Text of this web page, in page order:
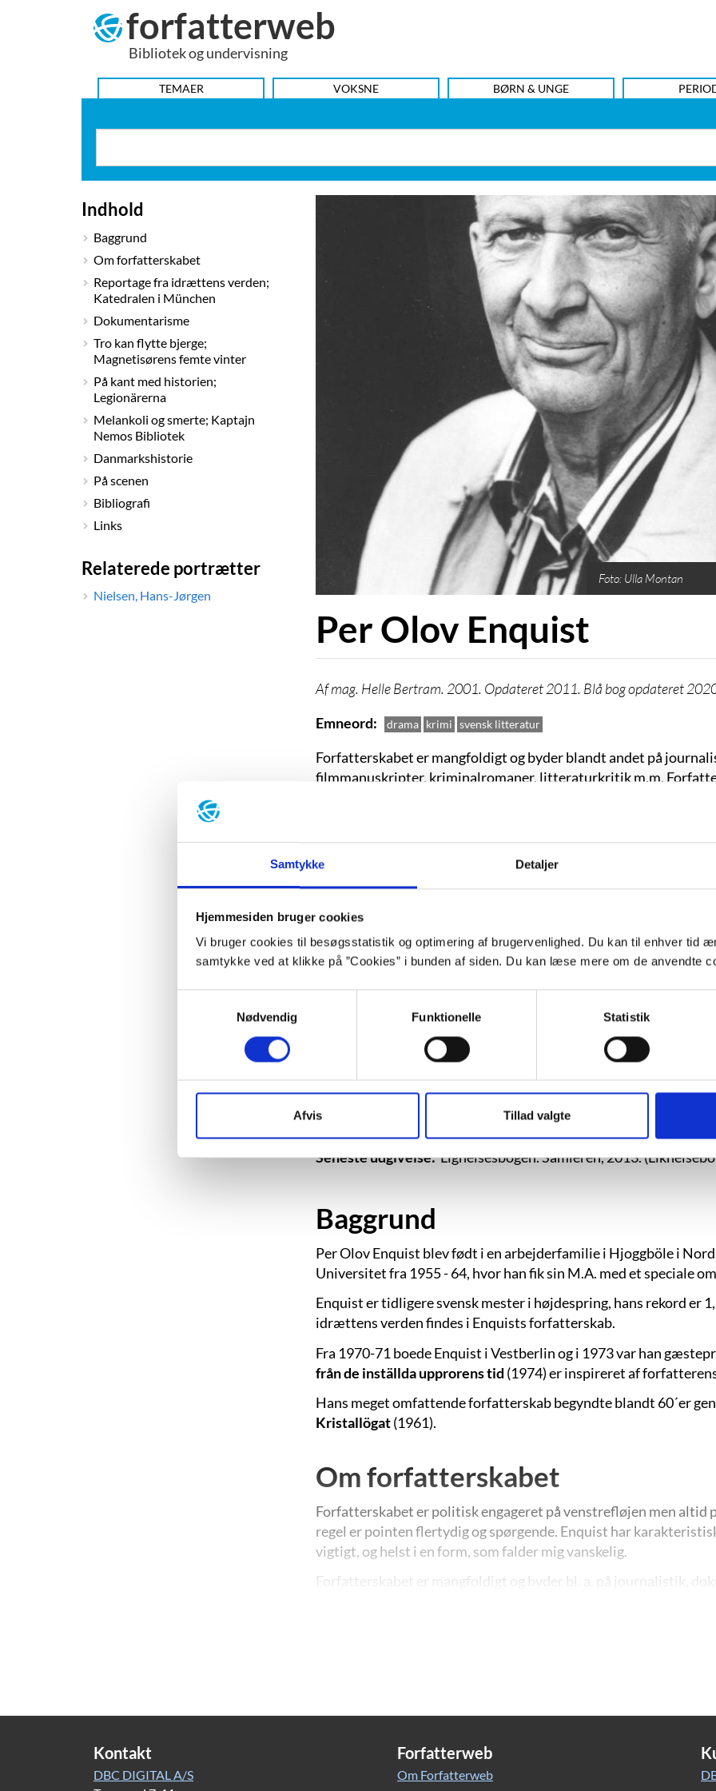
Samtykke Detaljer
Hjemmesiden bruger cookies
Vi bruger cookies til besøgsstatistik og optimering af brugervenlighed. Du kan til enhver tid
samtykke ved at klikke på ”Cookies” i bunden af siden. Du kan læse mere om de anvendte
Nødvendig
Funktionelle Statistik
Afvis Tillad valgte
forfatterweb
Bibliotek og undervisning
HOVEDMENU
TEMAER VOKSNE BØRN & UNGE
Indhold
Baggrund
Om forfatterskabet
Reportage fra idrættens verden;
Katedralen i München
Dokumentarisme
Tro kan flytte bjerge;
Magnetisørens femte vinter
På kant med historien;
Legionärerna
Melankoli og smerte; Kaptajn
Nemos Bibliotek
Danmarkshistorie
På scenen
Bibliografi
Links
Relaterede portrætter
Nielsen, Hans-Jørgen
Foto: Ulla Montan
Per Olov Enquist
mag. Helle Bertram. 2001. Opdateret 2011. Blå bog opdateret
Emneord
drama krimi svensk litteratur
Forfatterskabet er mangfoldigt og byder blandt andet på
filmmanuskripter, kriminalromaner, litteraturkritik m.m.
Blå bog
Født:23. september 1934 i Nordsverige.
25. april 2020
Studerede på Uppsala Universitet fra 1955-1964.
Jonssons kriminalromaner.
Debut:Kristallögat. Stockholm, 1961.
Nordisk Råds litteraturpris, 1969.
Seneste udgivelse: Lignelsesbogen. Samleren, 2013.
Baggrund
Per Olov Enquist blev født i en arbejderfamilie i Hjoggböle i
Universitet fra 1955 - 64, hvor han fik sin M.A. med et speciale
Enquist er tidligere svensk mester i højdespring, hans rekord er
idrættens verden findes i Enquists forfatterskab.
Fra 1970-71 boede Enquist i Vestberlin og i 1973 var han
från de inställda upprorens tid (1974) er inspireret af
Hans meget omfattende forfatterskab begyndte blandt 60´er
Kristallögat(1961).
Om forfatterskabet
Forfatterskabet er politisk engageret på venstrefløjen men altid
regel er pointen flertydig og spørgende. Enquist har
vigtigt, og helst i en form, som falder mig vanskelig.
Forfatterskabet er mangfoldigt og byder bl. a. på journalistik,
Kontakt
DBC DIGITAL A/S
Forfatterweb
Om Forfatterweb